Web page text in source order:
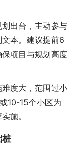
出台，主动参与
本。建议提前6
项目与规划高度
度大，范围过小
10-15个小区为
施。
桩